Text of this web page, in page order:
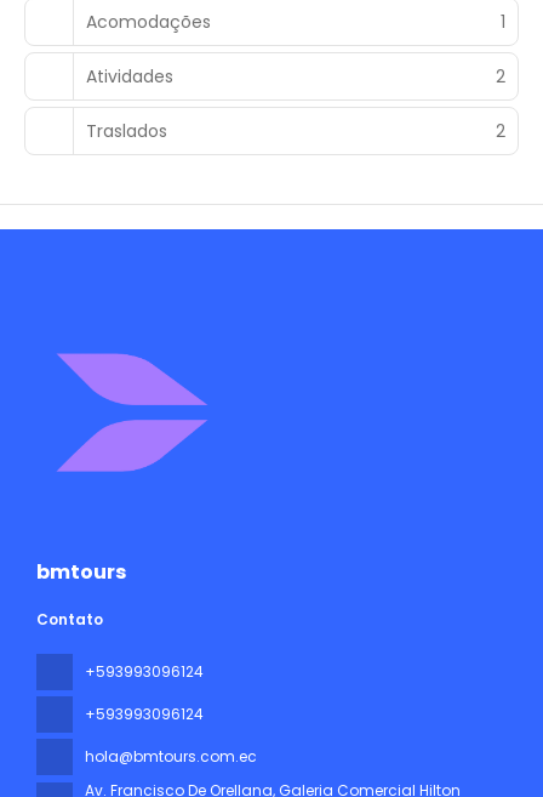
Acomodações 1
Atividades 2
Traslados 2
bmtours
Contato
+593993096124
+593993096124
hola@bmtours.com.ec
Av. Francisco De Orellana, Galeria Comercial Hilton